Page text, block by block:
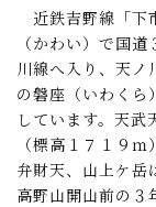
近鉄吉野線「下
（かわい）で国
川線へ入り、天ノ
の磐座（いわくら
しています。天
（標高１７１９
弁財天、山上ケ岳
高野山開山前の３